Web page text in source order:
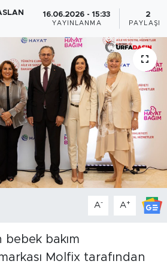
16.06.2026 - 15:33
YAYINLANMA
2
PAYLAŞIM
A- A+
bebek bakım
Molfix tarafından